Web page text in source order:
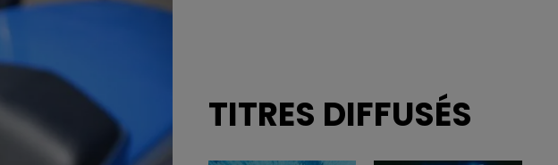
TITRES DIFFUSÉS